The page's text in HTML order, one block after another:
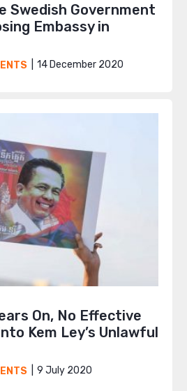
Swedish Government
Embassy in
14 December 2020
On, No Effective
Kem Ley’s Unlawful
9 July 2020